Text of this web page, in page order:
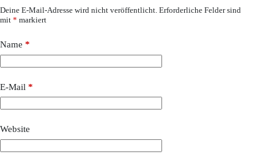
Deine E-Mail-Adresse wird nicht veröffentlicht. Erforderliche Felder sind
mit * markiert
Name *
E-Mail *
Website